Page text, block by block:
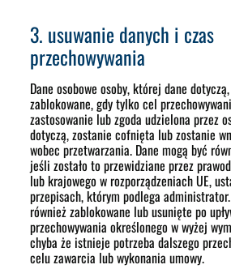
3. usuwanie danych i czas
przechowywania
Dane osobowe osoby, której dane
zablokowane, gdy tylko cel
zastosowanie lub zgoda udzielona przez
dotyczą, zostanie cofnięta lub zostanie
wobec przetwarzania. Dane mogą być
jeśli zostało to przewidziane przez
lub krajowego w rozporządzeniach UE,
przepisach, którym podlega
również zablokowane lub usunięte po
przechowywania określonego w wyżej
chyba że istnieje potrzeba dalszego
celu zawarcia lub wykonania umowy.